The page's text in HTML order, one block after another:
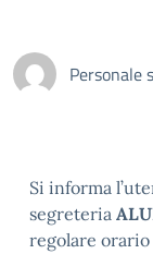
Personale
Si informa
segreteria
regolare